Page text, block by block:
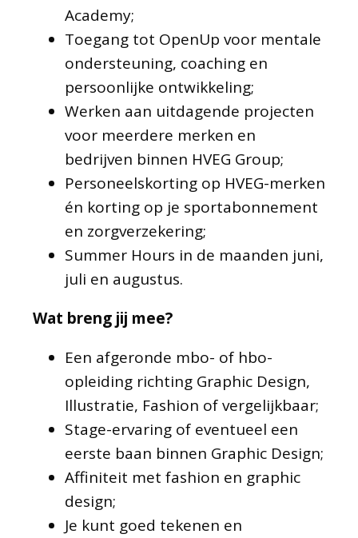
Academy;
Toegang tot OpenUp voor mentale
ondersteuning, coaching en
persoonlijke ontwikkeling;
Werken aan uitdagende projecten
voor meerdere merken en
bedrijven binnen HVEG Group;
Personeelskorting op HVEG-merken
én korting op je sportabonnement
en zorgverzekering;
Summer Hours in de maanden juni,
juli en augustus.
Wat breng jij mee?
Een afgeronde mbo- of hbo-
opleiding richting Graphic Design,
Illustratie, Fashion of vergelijkbaar;
Stage-ervaring of eventueel een
eerste baan binnen Graphic Design;
Affiniteit met fashion en graphic
design;
Je kunt goed tekenen en